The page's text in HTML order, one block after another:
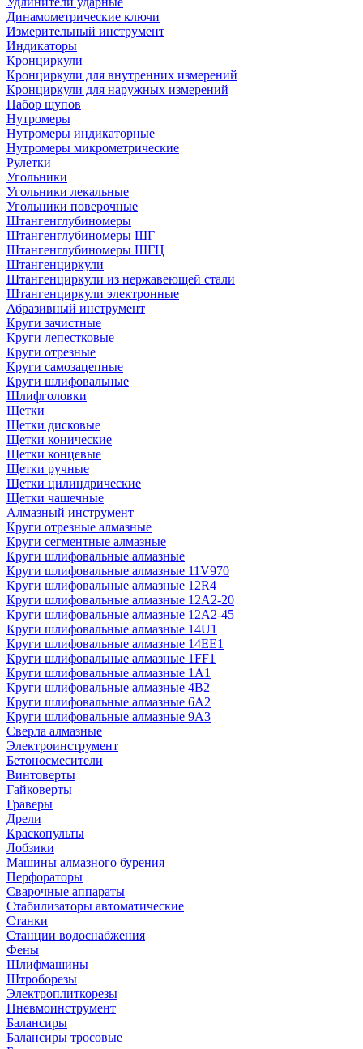
Динамометрические ключи
Измерительный инструмент
Индикаторы
Кронциркули
Кронциркули для внутренних измерений
Кронциркули для наружных измерений
Набор щупов
Нутромеры
Нутромеры индикаторные
Нутромеры микрометрические
Рулетки
Угольники
Угольники лекальные
Угольники поверочные
Штангенглубиномеры
Штангенглубиномеры ШГ
Штангенглубиномеры ШГЦ
Штангенциркули
Штангенциркули из нержавеющей стали
Штангенциркули электронные
Абразивный инструмент
Круги зачистные
Круги лепестковые
Круги отрезные
Круги самозацепные
Круги шлифовальные
Шлифголовки
Щетки
Щетки дисковые
Щетки конические
Щетки концевые
Щетки ручные
Щетки цилиндрические
Щетки чашечные
Алмазный инструмент
Круги отрезные алмазные
Круги сегментные алмазные
Круги шлифовальные алмазные
Круги шлифовальные алмазные 11V970
Круги шлифовальные алмазные 12R4
Круги шлифовальные алмазные 12А2-20
Круги шлифовальные алмазные 12А2-45
Круги шлифовальные алмазные 14U1
Круги шлифовальные алмазные 14ЕЕ1
Круги шлифовальные алмазные 1FF1
Круги шлифовальные алмазные 1А1
Круги шлифовальные алмазные 4В2
Круги шлифовальные алмазные 6A2
Круги шлифовальные алмазные 9А3
Сверла алмазные
Электроинструмент
Бетоносмесители
Винтоверты
Гайковерты
Граверы
Дрели
Краскопульты
Лобзики
Машины алмазного бурения
Перфораторы
Сварочные аппараты
Стабилизаторы автоматические
Станки
Станции водоснабжения
Фены
Шлифмашины
Штроборезы
Электроплиткорезы
Пневмоинструмент
Балансиры
Балансиры тросовые